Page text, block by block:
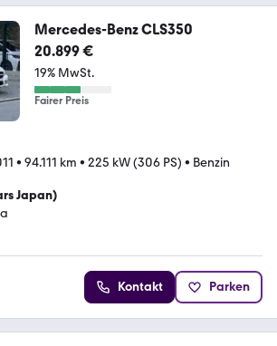
Mercedes-Benz CLS350
20.899 €
19% MwSt.
Fairer Preis
• 94.111 km • 225 kW (306 PS) • Benzin
Japan)
Kontakt Parken